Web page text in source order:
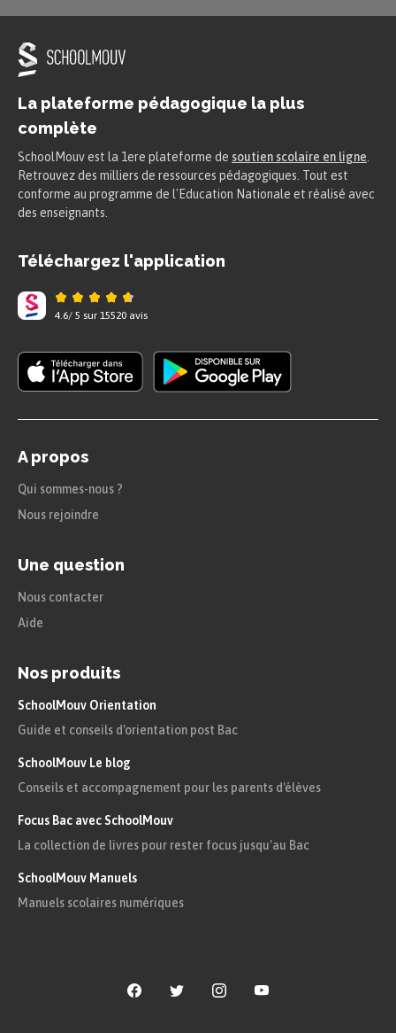
La plateforme pédagogique la plus
complète
SchoolMouv est la 1ere plateforme de soutien scolaire en ligne
Retrouvez des milliers de ressources pédagogiques. Tout est
conforme au programme de l'Education Nationale et réalisé avec
des enseignants.
Téléchargez l'application
4.6/ 5 sur 15520 avis
A propos
Qui sommes-nous ?
Nous rejoindre
Une question
Nous contacter
Aide
Nos produits
SchoolMouv Orientation
Guide et conseils d'orientation post Bac
SchoolMouv Le blog
Conseils et accompagnement pour les parents d'élèves
Focus Bac avec SchoolMouv
La collection de livres pour rester focus jusqu'au Bac
SchoolMouv Manuels
Manuels scolaires numériques